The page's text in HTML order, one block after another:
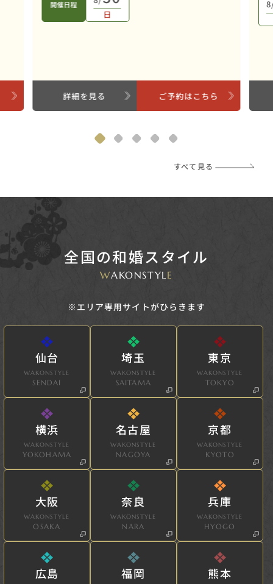
開催日程
日
詳細を見る ご予約はこちら
すべて見る
全国の和婚スタイル
WAKONSTYLE
※エリア専用サイトがひらきます
仙台
WAKONSTYLE
SENDAI
埼玉
WAKONSTYLE
SAITAMA
東京
WAKONSTYLE
TOKYO
横浜
WAKONSTYLE
YOKOHAMA
名古屋
WAKONSTYLE
NAGOYA
京都
WAKONSTYLE
KYOTO
大阪
WAKONSTYLE
OSAKA
奈良
WAKONSTYLE
NARA
兵庫
WAKONSTYLE
HYOGO
広島 福岡 熊本